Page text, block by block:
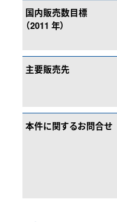
国内販売数目標
（2011 年）
主要販売先
本件に関するお問合せ